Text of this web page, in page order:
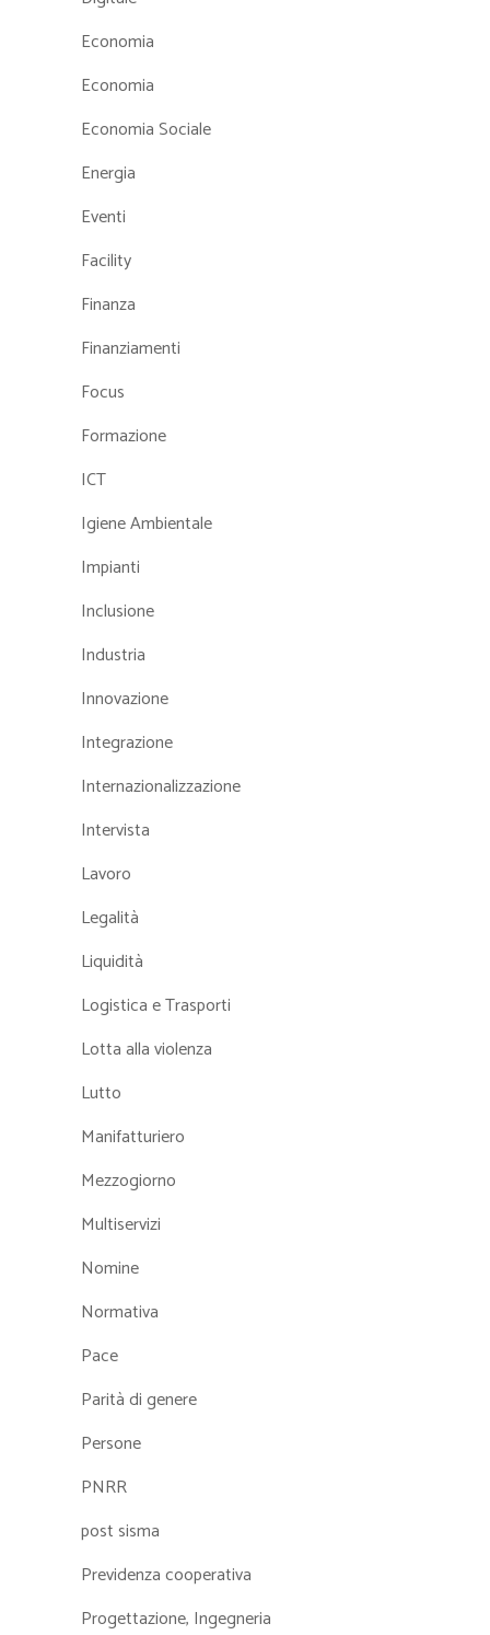
Economia
Economia
Economia Sociale
Energia
Eventi
Facility
Finanza
Finanziamenti
Focus
Formazione
ICT
Igiene Ambientale
Impianti
Inclusione
Industria
Innovazione
Integrazione
Internazionalizzazione
Intervista
Lavoro
Legalità
Liquidità
Logistica e Trasporti
Lotta alla violenza
Lutto
Manifatturiero
Mezzogiorno
Multiservizi
Nomine
Normativa
Pace
Parità di genere
Persone
PNRR
post sisma
Previdenza cooperativa
Progettazione, Ingegneria